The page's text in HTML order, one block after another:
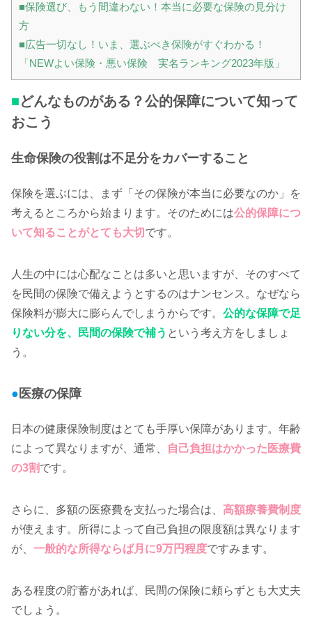
■保険選び、もう間違わない！本当に必要な保険の見分け
方
■広告一切なし！いま、選ぶべき保険がすぐわかる！
「NEWよい保険・悪い保険 実名ランキング2023年版」
■どんなものがある？公的保障について知って
おこう
生命保険の役割は不足分をカバーすること
保険を選ぶには、まず「その保険が本当に必要なのか」を
考えるところから始まります。そのためには公的保障につ
いて知ることがとても大切 です。
人生の中には心配なことは多いと思いますが、そのすべて
を民間の保険で備えようとするのはナンセンス。なぜなら
保険料が膨大に膨らんでしまうからです。 公的な保障で足
りない分を、民間の保険で補う という考え方をしましょ
う。
● 医療の保障
日本の健康保険制度はとても手厚い保障があります。年齢
によって異なりますが、通常、
自己負担はかかった医療費
の3割 です。
さらに、多額の医療費を支払った場合は、 高額療養費制度
が使えます。所得によって自己負担の限度額は異なります
が、 一般的な所得ならば月に9万円程度ですみます。
ある程度の貯蓄があれば、民間の保険に頼らずとも大丈夫
でしょう。